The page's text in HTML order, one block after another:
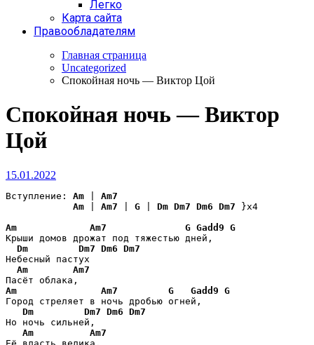
Легко
Карта сайта
Правообладателям
Главная страница
Uncategorized
Спокойная ночь — Виктор Цой
Спокойная ночь — Виктор
Цой
15.01.2022
Вступление: Am
Am7
Am
Am7 G Dm Dm7 Dm6 Dm7 }x4
Am
Am7 G Gadd9 G
Крыши домов дрожат под тяжестью дней,
Dm
Dm7 Dm6 Dm7
Небесный пастух
Am
Am7
Am
Am7 G Gadd9 G
Город стреляет в ночь дробью огней,
Dm
Dm7 Dm6 Dm7
Но ночь сильней,
Am
Am7